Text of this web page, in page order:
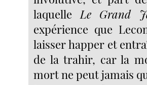
laquelleLe Grand
expérience que
laisser happer et
de la trahir, car la
mort ne peut jamais